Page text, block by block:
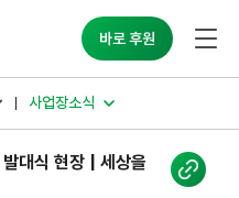
바로 후원
사업장소식
대식 현장 | 세상을